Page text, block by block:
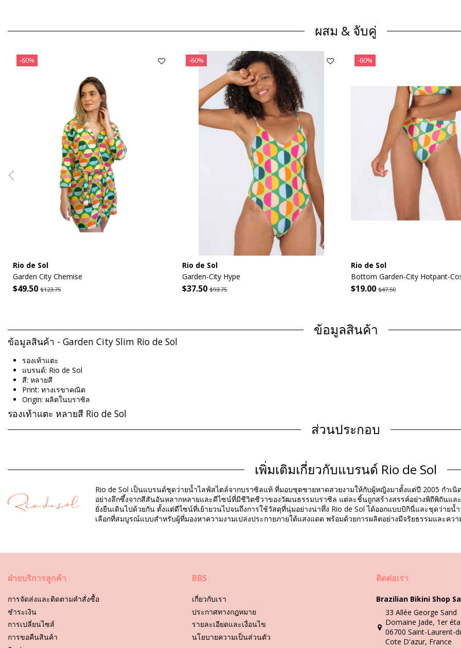
ผสม & จับคู่
-60%
Rio de Sol
Garden City Chemise
$49.50 $123.75
-60%
Rio de Sol
Garden-City Hype
$37.50$93.75
-60%
Rio de Sol
Bottom Garden-City Hotpant-
$19.00 $47.50
ข้อมูลสินค้า
ข้อมูลสินค้า - Garden City Slim Rio de Sol
รองเท้าแตะ
แบรนด์: Rio de Sol
สี: หลายสี
Print: ทางเรขาคณิต
Origin: ผลิตในบราซิล
รองเท้าแตะ หลายสี Rio de Sol
ส่วนประกอบ
ข้อมูลผลิตภัณฑ์
รวมแพ็คเกจ: 1 x รองเท้าแตะ (ไม่รวมอุปกรณ์เสริมอื่น ๆ)
HS CODE: 6402.99.3165
SKU: 1934967562
EAN: 35-36 (7899810196460), 39-40 (7899810196484), 41-42 (7899810196491), 37 (7899810223807), 38 (7899810223814)
คำแนะนำในการดูแลสำหรับ: Rio de Sol Garden City Slim
ที่นี่เราจะพูดคุยเกี่ยวกับรองเท้าและรองเท้าแตะ ไม่ว่าจะเป็น Havaianas, Ipanema, Zaxy, Grendha และรองเท้าอื่นๆ
ซึ่งวิธีการดูแลรองเท้าแตะนั้น มีวิธีง่ายๆ เพียงแค่ 2 – 3 ข้อเท่านั้น ก็ช่วยให้รองเท้าสะอาดและสวยงามตลอดฤดูร้อนแล้ว!
เพิ่มเติมเกี่ยวกับแบรนด์ Rio de Sol
Rio de Sol เป็นแบรนด์ชุดว่ายน้ำไลฟ์สไตล์จากบราซิลแท้ ที่มอบชุดชายหาดสวยงามให้กับผู้หญิงมาตั้งแต่ปี 2005 กำเ
อย่างลึกซึ้งจากสีสันอันหลากหลายและดีไซน์ที่มีชีวิตชีวาของวัฒนธรรมบราซิล แต่ละชิ้นถูกสร้างสรรค์อย่างพิถีพิถันแล
ยั่งยืนเดินไปด้วยกัน ตั้งแต่ดีไซน์ที่เย้ายวนไปจนถึงการใช้วัสดุที่นุ่มอย่างน่าทึ่ง Rio de Sol ได้ออกแบบบิกินี่และชุดว่า
เลือกที่สมบูรณ์แบบสำหรับผู้ที่มองหาความงามเปล่งประกายภายใต้แสงแดด พร้อมด้วยการผลิตอย่างมีจริยธรรมและคว
ฝ่ายบริการลูกค้า
การจัดส่งและติดตามคำสั่งซื้อ
ชําระเงิน
การเปลี่ยนไซส์
การขอคืนสินค้า
BBS
เกี่ยวกับเรา
ประกาศทางกฎหมาย
รายละเอียดและเงื่อนไข
นโยบายความเป็นส่วนตัว
ติดต่อเรา
Brazilian Bikini Shop
33 Allée George Sand
Domaine Jade, 1er
06700 Saint-Laurent-
Cote D'azur, France